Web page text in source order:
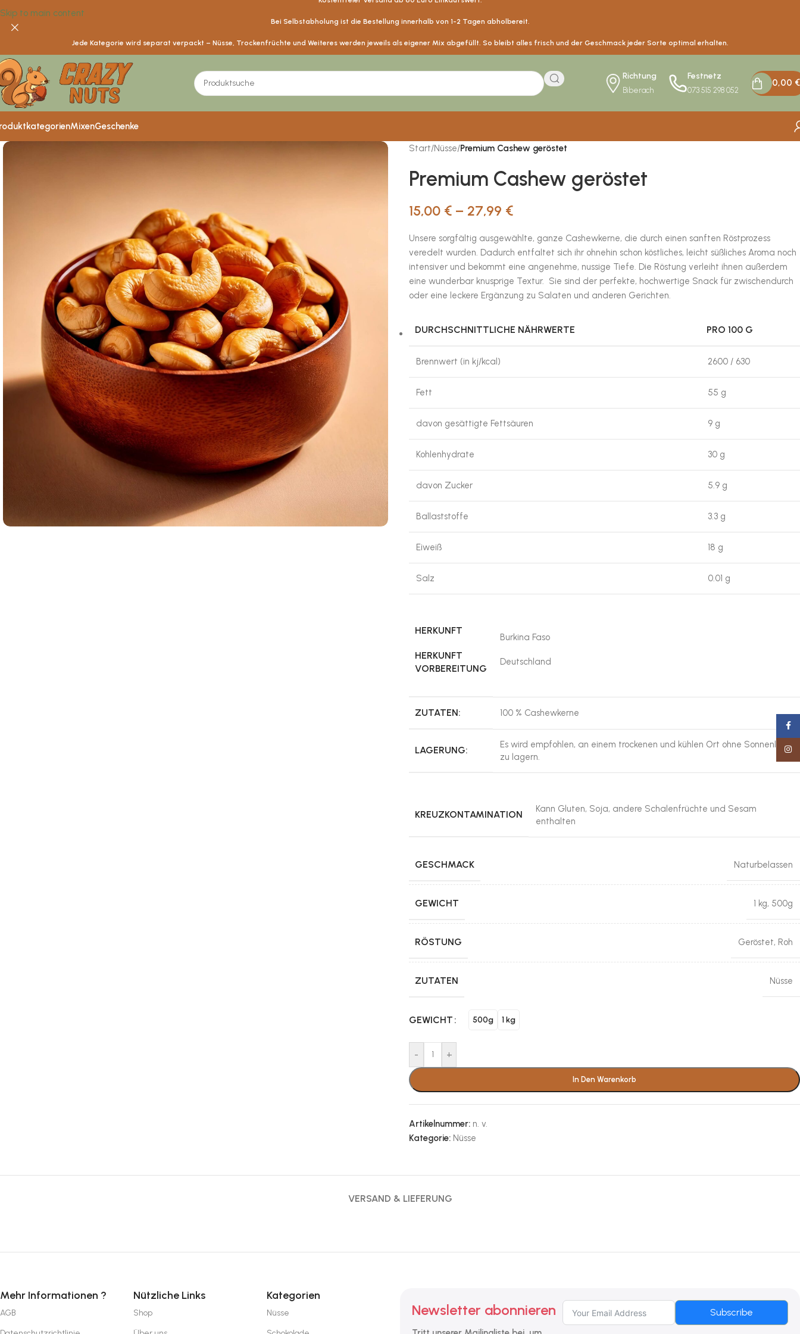
Skip to main content
Bei Selbstabholung ist die Bestellung innerhalb von 1-2 Tagen abholbereit.
Jede Kategorie wird separat verpackt – Nüsse, Trockenfrüchte und Weiteres werden jeweils als eigener Mix abgefüllt. So bleibt alles frisch und der Geschmack jeder Sorte optimal erhalten.
Richtung
Biberach
Festnetz
073 515 298 052
0,00 €
MixenGeschenke
Start/Nüsse/Premium Cashew geröstet
Premium Cashew geröstet
15,00 € – 27,99 €
Unsere sorgfältig ausgewählte, ganze Cashewkerne, die durch einen sanften Röstprozess
veredelt wurden. Dadurch entfaltet sich ihr ohnehin schon köstliches, leicht süßliches Aroma noch
intensiver und bekommt eine angenehme, nussige Tiefe. Die Röstung verleiht ihnen außerdem
eine wunderbar knusprige Textur. Sie sind der perfekte, hochwertige Snack für zwischendurch
oder eine leckere Ergänzung zu Salaten und anderen Gerichten.
DURCHSCHNITTLICHE NÄHRWERTE PRO 100 G
Brennwert (in kj/kcal) 2600 / 630
Fett 55 g
davon gesättigte Fettsäuren 9 g
Kohlenhydrate 30 g
davon Zucker 5.9 g
Ballaststoffe 3.3 g
Eiweiß 18 g
Salz 0.01 g
HERKUNFT
HERKUNFT
VORBEREITUNG
Burkina Faso
Deutschland
ZUTATEN: 100 % Cashewkerne
LAGERUNG:
Es wird empfohlen, an einem trockenen und kühlen Ort ohne Sonnenlicht
zu lagern.
KREUZKONTAMINATION
Kann Gluten, Soja, andere Schalenfrüchte und Sesam
enthalten
GESCHMACK Naturbelassen
GEWICHT 1 kg, 500g
RÖSTUNG Geröstet, Roh
ZUTATEN Nüsse
GEWICHT 500g 1 kg
- +
In Den Warenkorb
Artikelnummer: n. v.
Kategorie: Nüsse
VERSAND & LIEFERUNG
Mehr Informationen ?
AGB
Nützliche Links
Shop
Kategorien
Nüsse
Newsletter abonnieren Subscribe